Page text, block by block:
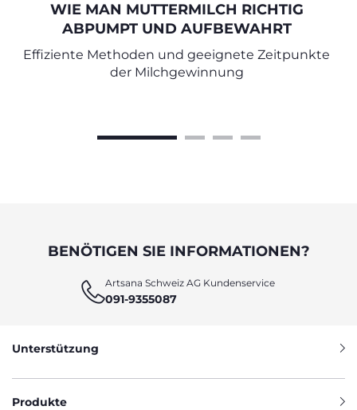
WIE MAN MUTTERMILCH RICHTIG
ABPUMPT UND AUFBEWAHRT
Effiziente Methoden und geeignete Zeitpunkte
der Milchgewinnung
BENÖTIGEN SIE INFORMATIONEN?
Artsana Schweiz AG Kundenservice
091-9355087
Unterstützung
Produkte